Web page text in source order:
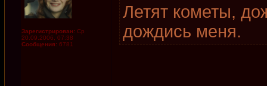
Зарегистрирован: Ср
20.09.2006, 07:38
Сообщения: 6781
Летят кометы,
дождись меня.